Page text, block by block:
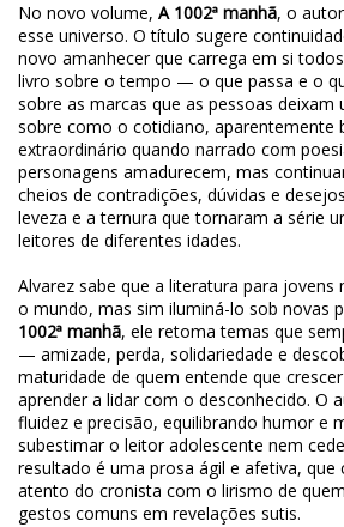
No novo volume, A 1002ª manhã, o
esse universo. O título sugere
novo amanhecer que carrega em si
livro sobre o tempo — o que passa e o
sobre as marcas que as pessoas deixam
sobre como o cotidiano, aparentemente
extraordinário quando narrado com
personagens amadurecem, mas
cheios de contradições, dúvidas e
leveza e a ternura que tornaram a série
leitores de diferentes idades.
Alvarez sabe que a literatura para jovens
o mundo, mas sim iluminá-lo sob novas
1002ª manhã, ele retoma temas que
— amizade, perda, solidariedade e
maturidade de quem entende que
aprender a lidar com o desconhecido. O
fluidez e precisão, equilibrando humor e
subestimar o leitor adolescente nem
resultado é uma prosa ágil e afetiva, que
atento do cronista com o lirismo de
gestos comuns em revelações sutis.